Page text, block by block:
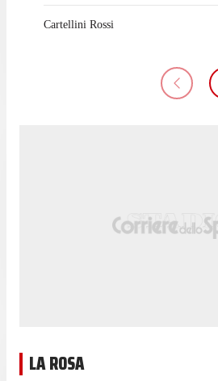
Cartellini Rossi
LA ROSA